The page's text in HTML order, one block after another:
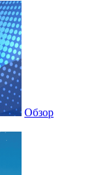
Обзор